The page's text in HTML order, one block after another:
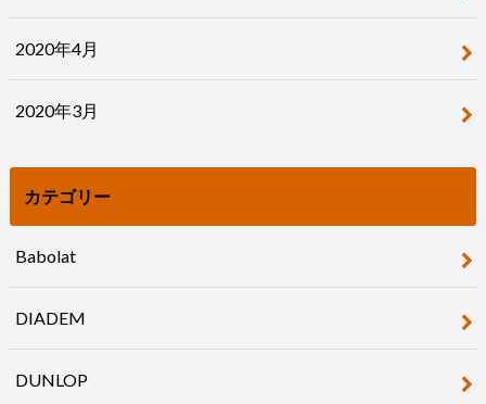
2020年4月
2020年3月
カテゴリー
Babolat
DIADEM
DUNLOP